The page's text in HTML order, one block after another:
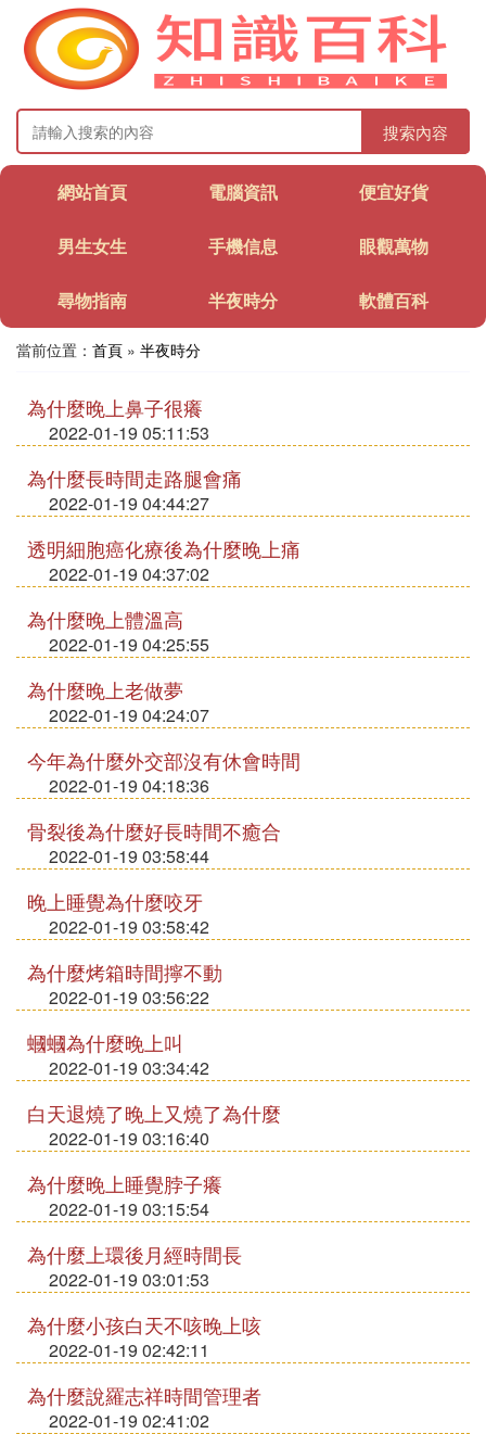
搜索內容
網站首頁 電腦資訊 便宜好貨
男生女生 手機信息 眼觀萬物
尋物指南 半夜時分 軟體百科
當前位置： 首頁 » 半夜時分
為什麼晚上鼻子很癢
2022-01-19 05:11:53
為什麼長時間走路腿會痛
2022-01-19 04:44:27
透明細胞癌化療後為什麼晚上痛
2022-01-19 04:37:02
為什麼晚上體溫高
2022-01-19 04:25:55
為什麼晚上老做夢
2022-01-19 04:24:07
今年為什麼外交部沒有休會時間
2022-01-19 04:18:36
骨裂後為什麼好長時間不癒合
2022-01-19 03:58:44
晚上睡覺為什麼咬牙
2022-01-19 03:58:42
為什麼烤箱時間擰不動
2022-01-19 03:56:22
蟈蟈為什麼晚上叫
2022-01-19 03:34:42
白天退燒了晚上又燒了為什麼
2022-01-19 03:16:40
為什麼晚上睡覺脖子癢
2022-01-19 03:15:54
為什麼上環後月經時間長
2022-01-19 03:01:53
為什麼小孩白天不咳晚上咳
2022-01-19 02:42:11
為什麼說羅志祥時間管理者
2022-01-19 02:41:02